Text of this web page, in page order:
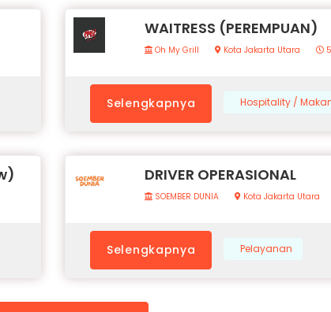
WAITRESS (PEREMPUAN)
Oh My Grill Kota Jakarta Utara
Selengkapnya Hospitality /
DRIVER OPERASIONAL
SOEMBER DUNIA Kota Jakarta Utara
Selengkapnya Pelayanan